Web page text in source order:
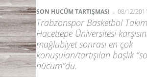
SON HUCÜM TARTIŞMASI - 08/12/2011
Trabzonspor Basketbol
Hacettepe Üniversitesi
mağlubiyet sonrası en çok
konuşulan/tartışılan başlık
hücum”du.